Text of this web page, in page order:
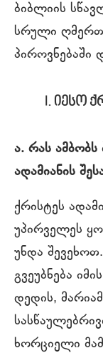
ბიბლიის
სრული
პიროვნებაში
I. იესო
ა. რას
ადამიანის
ქრისტეს
უპირველეს
უნდა
გვეუბნება
დედის,
ხორციელი